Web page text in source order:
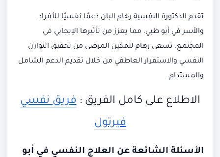
تقدم الدكتورة النفسية رهام البان دعمًا نفسيًا للأفراد
والأسر في أبو ظبي، مما يعزز من تأثيرها الإيجابي في
المجتمع. تسعى رهام لتمكين المرضى من تحقيق التوازن
النفسي والاستقرار العاطفي من خلال تقديم الدعم الشامل
والمستدام.
الاطلاع على كامل الفريق :فريق نفسي
فيرتول
الأسئلة الشائعة عن العلاج النفسي في أبو